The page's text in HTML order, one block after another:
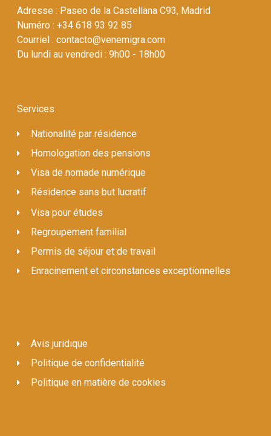
Adresse : Paseo de la Castellana C93, Madrid
Numéro : +34 618 93 92 85
Courriel : contacto@venemigra.com
Du lundi au vendredi : 9h00 - 18h00
Services
Nationalité par résidence
Homologation des pensions
Visa de nomade numérique
Résidence sans but lucratif
Visa pour études
Regroupement familial
Permis de séjour et de travail
Enracinement et circonstances exceptionnelles
Avis juridique
Politique de confidentialité
Politique en matière de cookies